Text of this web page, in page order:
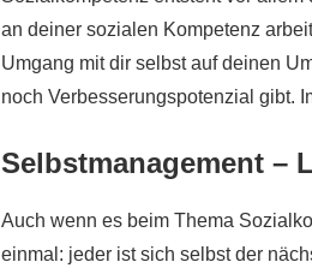
an deiner sozialen Kompetenz
Umgang mit dir selbst auf deinen
noch Verbesserungspotenzial gibt.
Selbstmanagement –
Auch wenn es beim Thema
einmal: jeder ist sich selbst der